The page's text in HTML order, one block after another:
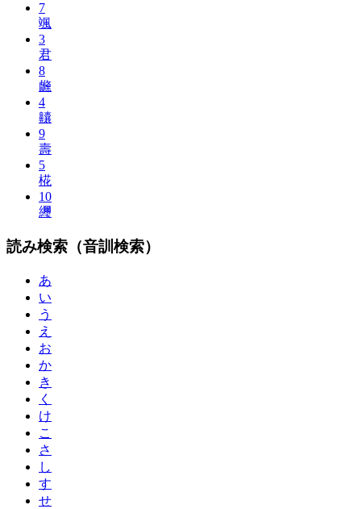
7
颯
3
君
8
虪
4
齉
9
壽
5
椛
10
䌳
読み検索（音訓検索）
あ
い
う
え
お
か
き
く
け
こ
さ
し
す
せ